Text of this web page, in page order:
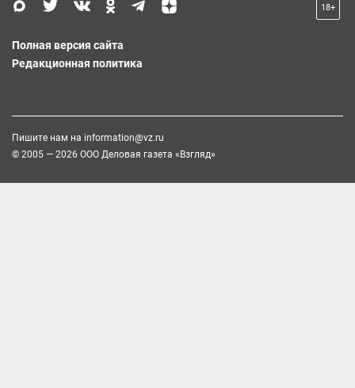
18+
Полная версия сайта
Редакционная политика
Пишите нам на information@vz.ru
© 2005 — 2026 ООО Деловая газета «Взгляд»